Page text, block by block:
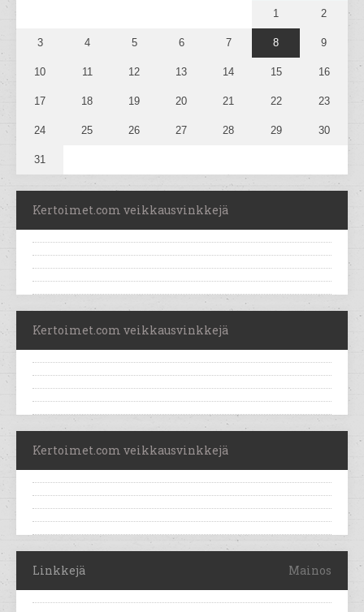
1 2
3 4 5 6 7 8 9
10 11 12 13 14 15 16
17 18 19 20 21 22 23
24 25 26 27 28 29 30
31
Kertoimet.com veikkausvinkkejä
Kertoimet.com veikkausvinkkejä
Kertoimet.com veikkausvinkkejä
Linkkejä Mainos